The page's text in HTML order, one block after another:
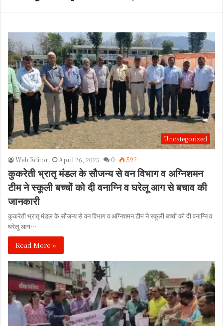
Uncategorized
Web Editor April 26, 2025 0 592
कुकरेती भ्रातृ मंडल के सौजन्य से वन विभाग व अग्निशमन
टीम ने स्कूली बच्चों को दी वनाग्नि व घरेलू आग से बचाव की
जानकारी
कुकरेती भ्रातृ मंडल के सौजन्य से वन विभाग व अग्निशमन टीम ने स्कूली बच्चों को दी वनाग्नि व
घरेलू आग…
Read More »